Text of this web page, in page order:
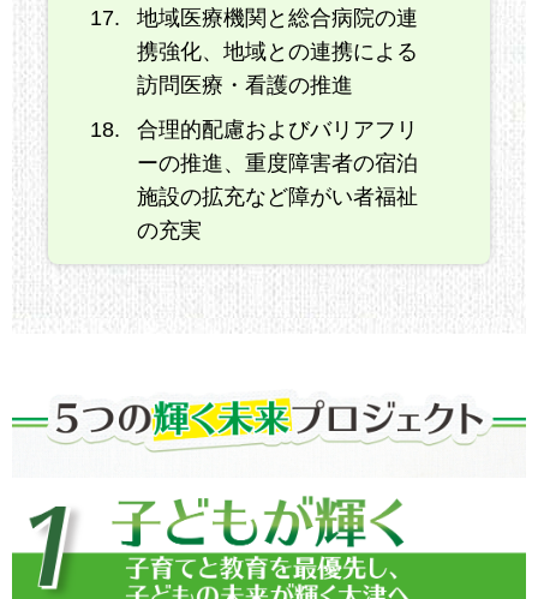
地域医療機関と総合病院の連
携強化、地域との連携による
訪問医療・看護の推進
合理的配慮およびバリアフリ
ーの推進、重度障害者の宿泊
施設の拡充など障がい者福祉
の充実